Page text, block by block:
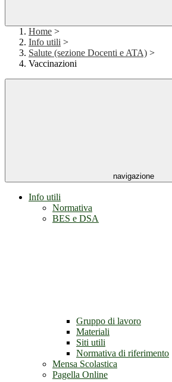
Home >
Info utili >
Salute (sezione Docenti e ATA) >
Vaccinazioni
navigazione
Info utili
Normativa
BES e DSA
Gruppo di lavoro
Materiali
Siti utili
Normativa di riferimento
Mensa Scolastica
Pagella Online